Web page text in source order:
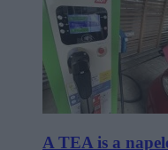
A TEA is a